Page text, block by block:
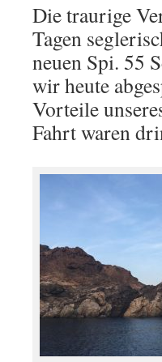
Die traurige
Tagen
neuen Spi. 55
wir heute
Vorteile
Fahrt waren